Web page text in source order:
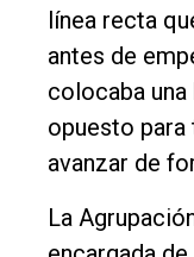
línea recta
antes de
colocaba una
opuesto
avanzar de
La